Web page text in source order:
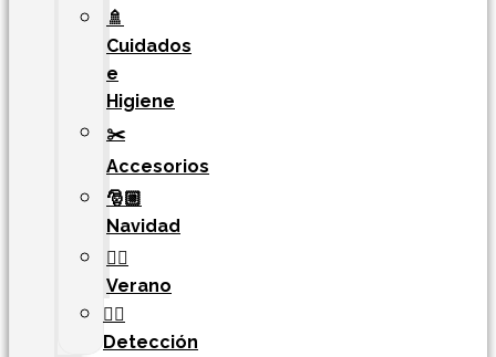
🚿
Cuidados
e
Higiene
✂️
Accesorios
🎅🏼
Navidad
🏄‍♀️
Verano
🐕‍🦺
Detección